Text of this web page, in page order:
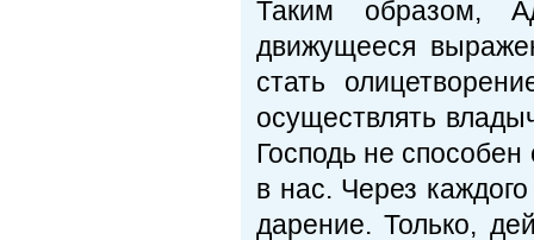
Таким образом,
движущееся
стать
осуществлять
Господь не
в нас. Через
дарение. Только,